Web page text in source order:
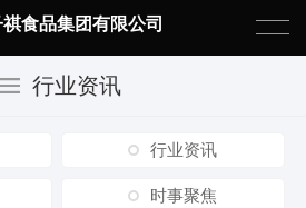
食品集团有限公司
行业资讯
行业资讯
时事聚焦